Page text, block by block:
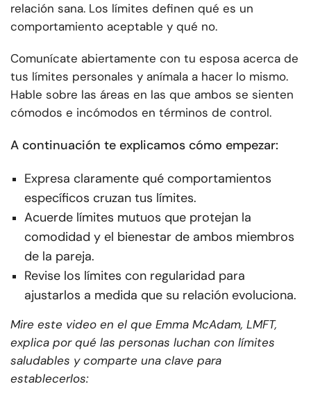
relación sana. Los límites definen qué es un
comportamiento aceptable y qué no.
Comunícate abiertamente con tu esposa acerca de
tus límites personales y anímala a hacer lo mismo.
Hable sobre las áreas en las que ambos se sienten
cómodos e incómodos en términos de control.
A continuación te explicamos cómo empezar:
Expresa claramente qué comportamientos
específicos cruzan tus límites.
Acuerde límites mutuos que protejan la
comodidad y el bienestar de ambos miembros
de la pareja.
Revise los límites con regularidad para
ajustarlos a medida que su relación evoluciona.
Mire este video en el que Emma McAdam, LMFT,
explica por qué las personas luchan con límites
saludables y comparte una clave para
establecerlos: